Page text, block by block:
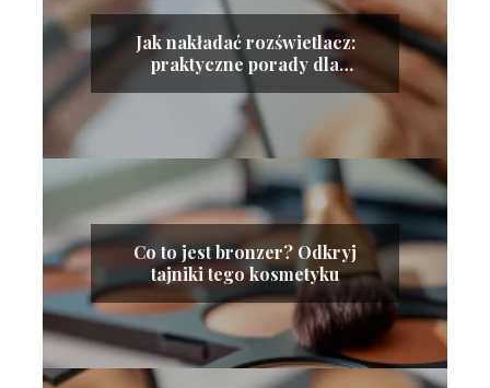
Jak nakładać rozświetlacz:
praktyczne porady dla
Co to jest bronzer? Odkryj
tajniki tego kosmetyku